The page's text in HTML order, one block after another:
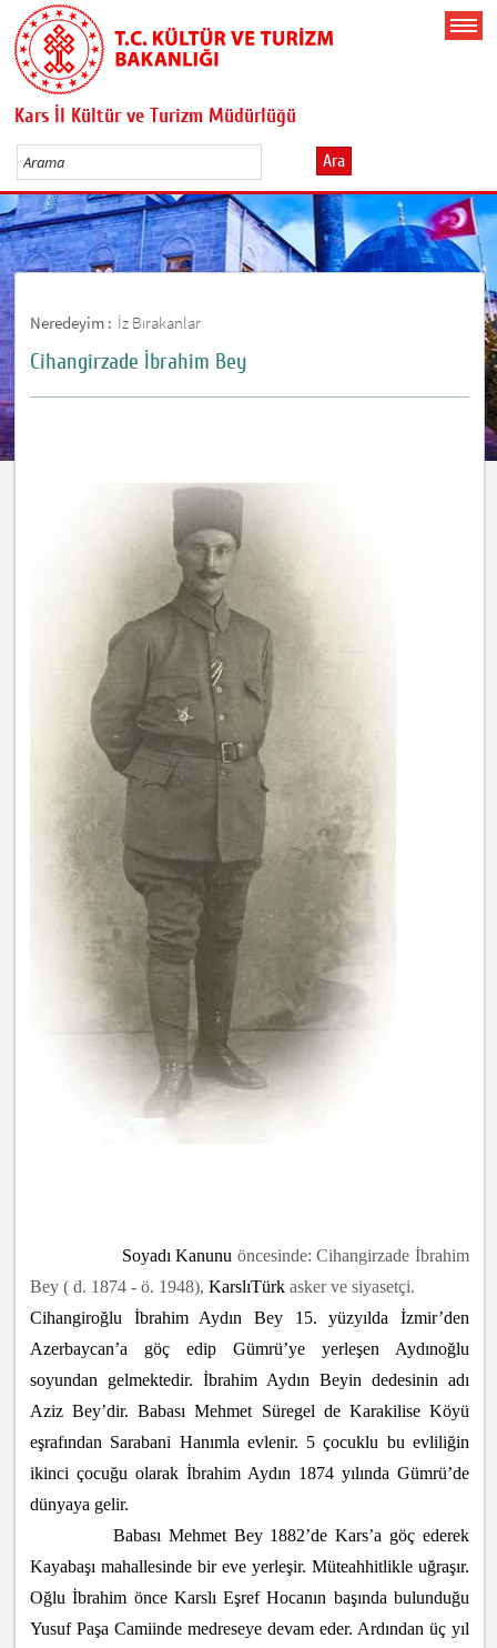
Kars İl Kültür ve Turizm Müdürlüğü
Ara
Neredeyim : İz Bırakanlar
Cihangirzade İbrahim Bey
Soyadı Kanunu öncesinde: Cihangirzade İbrahim
Bey ( d. 1874 - ö. 1948),KarslıTürk asker ve siyasetçi.
Cihangiroğlu İbrahim Aydın Bey 15. yüzyılda İzmir’den
Azerbaycan’a göç edip Gümrü’ye yerleşen Aydınoğlu
soyundan gelmektedir. İbrahim Aydın Beyin dedesinin adı
Aziz Bey’dir. Babası Mehmet Süregel de Karakilise Köyü
eşrafından Sarabani Hanımla evlenir. 5 çocuklu bu evliliğin
ikinci çocuğu olarak İbrahim Aydın 1874 yılında Gümrü’de
dünyaya gelir.
Babası Mehmet Bey 1882’de Kars’a göç ederek
Kayabaşı mahallesinde bir eve yerleşir. Müteahhitlikle uğraşır.
Oğlu İbrahim önce Karslı Eşref Hocanın başında bulunduğu
Yusuf Paşa Camiinde medreseye devam eder. Ardından üç yıl